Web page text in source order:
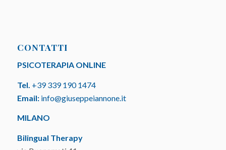
CONTATTI
PSICOTERAPIA ONLINE
Tel. +39 339 190 1474
Email: info@giuseppeiannone.it
MILANO
Bilingual Therapy